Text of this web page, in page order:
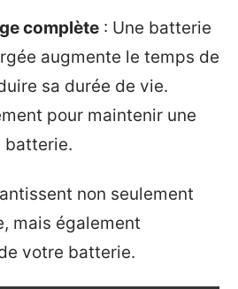
complète : Une batterie
augmente le temps de
sa durée de vie.
pour maintenir une
batterie.
non seulement
mais également
votre batterie.